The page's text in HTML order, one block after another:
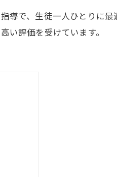
導で、生徒一人ひとりに最
い評価を受けています。